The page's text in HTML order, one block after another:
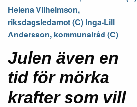
Helena Vilhelmson,
riksdagsledamot (C) Inga-Lill
Andersson, kommunalråd (C)
Julen även en
tid för mörka
krafter som vill